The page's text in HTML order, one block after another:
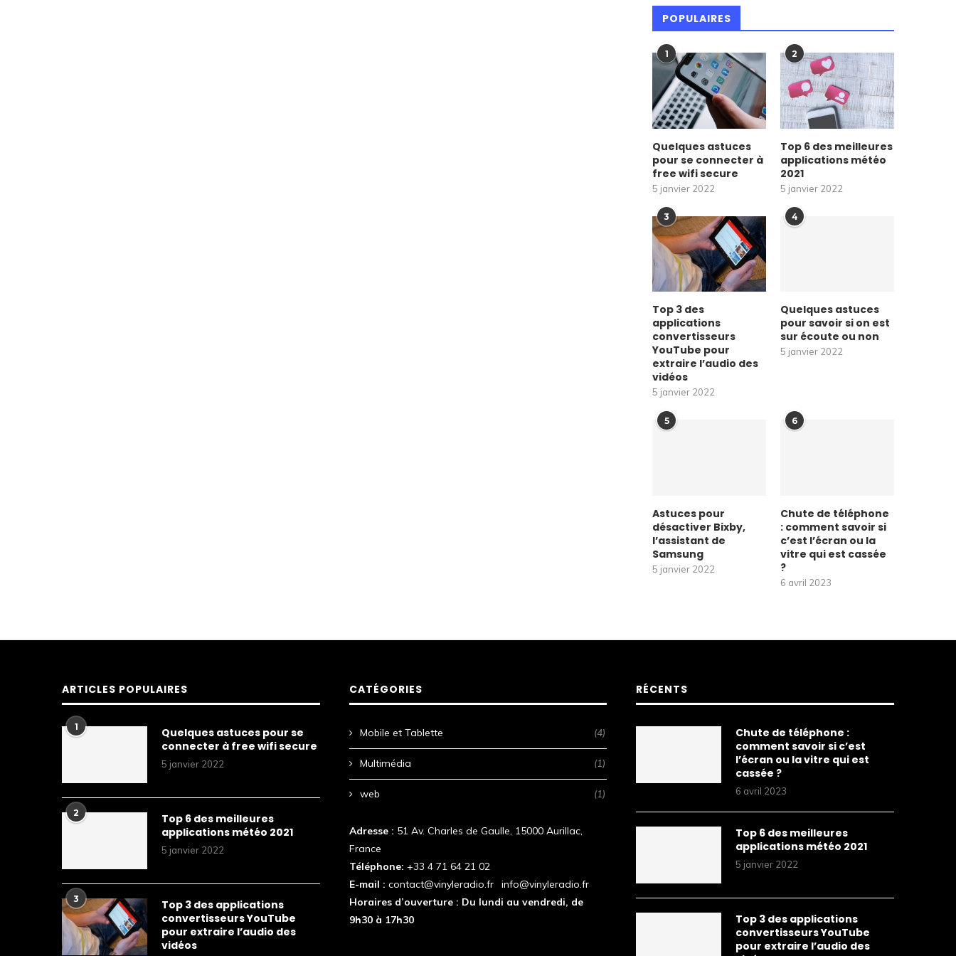
POPULAIRES
1
Quelques astuces
pour se connecter à
free wifi secure
5 janvier 2022
2
Top 6 des meilleures
applications météo
2021
5 janvier 2022
3
Top 3 des
applications
convertisseurs
YouTube pour
extraire l’audio des
vidéos
5 janvier 2022
4
Quelques astuces
pour savoir si on est
sur écoute ou non
5 janvier 2022
5
Astuces pour
désactiver Bixby,
l’assistant de
Samsung
5 janvier 2022
6
Chute de téléphone
: comment savoir si
c’est l’écran ou la
vitre qui est cassée
?
6 avril 2023
ARTICLES POPULAIRES
1
Quelques astuces pour se
connecter à free wifi secure
5 janvier 2022
2
Top 6 des meilleures
applications météo 2021
5 janvier 2022
3
Top 3 des applications
convertisseurs YouTube
pour extraire l’audio des
vidéos
CATÉGORIES
Mobile et Tablette (4)
Multimédia (1)
web (1)
Adresse : 51 Av. Charles de Gaulle, 15000 Aurillac,
France
Téléphone: +33 4 71 64 21 02
E-mail : contact@vinyleradio.fr| info@vinyleradio.fr
Horaires d’ouverture : Du lundi au vendredi, de
9h30 à 17h30
RÉCENTS
Chute de téléphone :
comment savoir si c’est
l’écran ou la vitre qui est
cassée ?
6 avril 2023
Top 6 des meilleures
applications météo 2021
5 janvier 2022
Top 3 des applications
convertisseurs YouTube
pour extraire l’audio des